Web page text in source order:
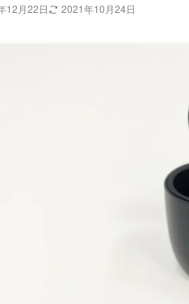
12月22日 2021年10月24日